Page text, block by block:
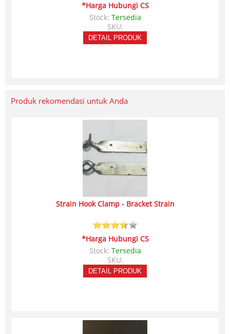
*Harga Hubungi CS
Stock: Tersedia
SKU:
DETAIL PRODUK
Produk rekomendasi untuk Anda
Strain Hook Clamp - Bracket Strain
*Harga Hubungi CS
Stock: Tersedia
SKU:
DETAIL PRODUK